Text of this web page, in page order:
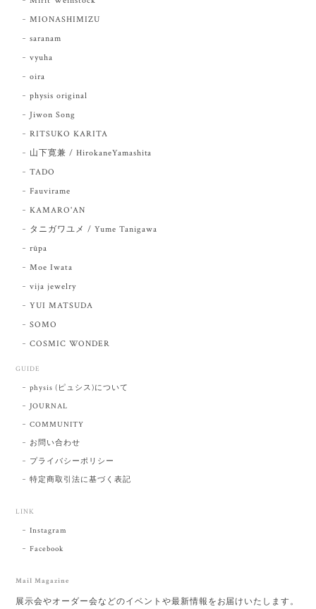
MIONASHIMIZU
saranam
vyuha
oira
physis original
Jiwon Song
RITSUKO KARITA
山下寛兼 / HirokaneYamashita
TADO
Fauvirame
KAMARO'AN
タニガワユメ / Yume Tanigawa
rūpa
Moe Iwata
vija jewelry
YUI MATSUDA
SOMO
COSMIC WONDER
GUIDE
physis (ピュシス)について
JOURNAL
COMMUNITY
お問い合わせ
プライバシーポリシー
特定商取引法に基づく表記
LINK
Instagram
Facebook
Mail Magazine
展示会やオーダー会などのイベントや最新情報をお届けいたします。